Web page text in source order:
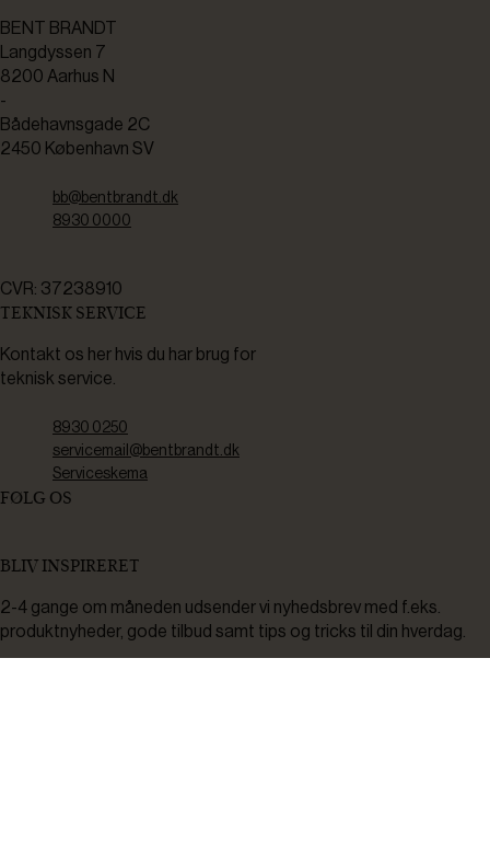
BENT BRANDT
Langdyssen 7
8200 Aarhus N
-
Bådehavnsgade 2C
2450 København SV
bb@bentbrandt.dk
8930 0000
CVR: 37238910
TEKNISK SERVICE
Kontakt os her hvis du har brug for
teknisk service.
8930 0250
servicemail@bentbrandt.dk
Serviceskema
FØLG OS
BLIV INSPIRERET
2-4 gange om måneden udsender vi nyhedsbrev med f.eks.
produktnyheder, gode tilbud samt tips og tricks til din hverdag.